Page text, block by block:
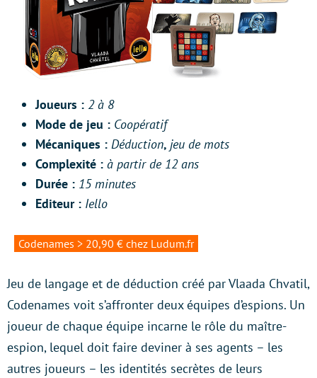
Joueurs : 2 à 8
Mode de jeu : Coopératif
Mécaniques : Déduction, jeu de mots
Complexité : à partir de 12 ans
Durée : 15 minutes
Editeur : Iello
Codenames > 20,90 € chez Ludum.fr
Jeu de langage et de déduction créé par Vlaada Chvatil,
Codenames voit s’affronter deux équipes d’espions. Un
joueur de chaque équipe incarne le rôle du maître-
espion, lequel doit faire deviner à ses agents – les
autres joueurs – les identités secrètes de leurs